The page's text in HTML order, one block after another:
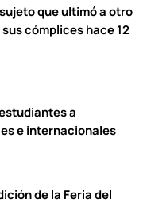
que ultimó a otro
cómplices hace 12
a
e internacionales
de la Feria del